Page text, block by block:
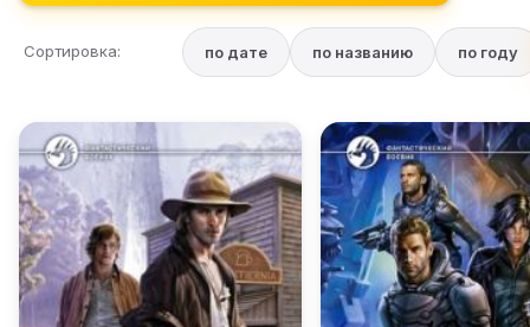
Сортировка: по дате по названию по году